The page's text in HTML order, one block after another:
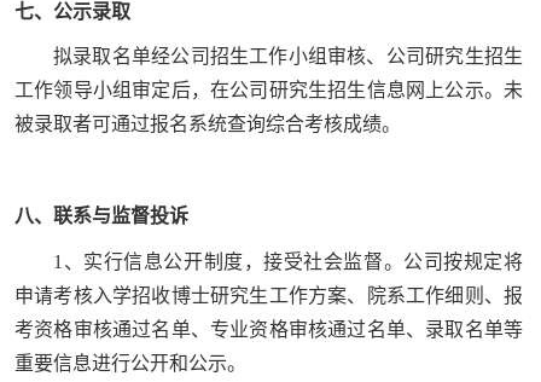
七、公示录取
拟录取名单经公司招生工作小组审核、公司研究生招生
工作领导小组审定后，在公司研究生招生信息网上公示。未
被录取者可通过报名系统查询综合考核成绩。
八、联系与监督投诉
1、实行信息公开制度，接受社会监督。公司按规定将
申请考核入学招收博士研究生工作方案、院系工作细则、报
考资格审核通过名单、专业资格审核通过名单、录取名单等
重要信息进行公开和公示。